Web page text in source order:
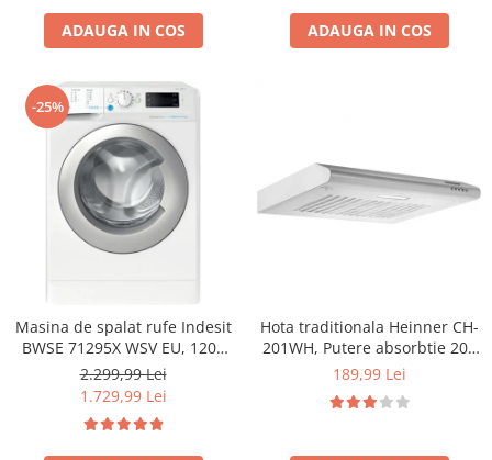
ADAUGA IN COS ADAUGA IN COS
-25%
Masina de spalat rufe Indesit
BWSE 71295X WSV EU, 1200
RPM, 7 kg, Clasa B
2.299,99 Lei
1.729,99 Lei
Hota traditionala Heinner CH-
201WH, Putere absorbtie 209
mc/h, 1 motor, 60 cm, Alb
189,99 Lei